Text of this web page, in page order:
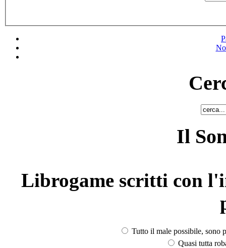
Il
Librogame scritti con
Tutto il male possibile, sono
Quasi tutta